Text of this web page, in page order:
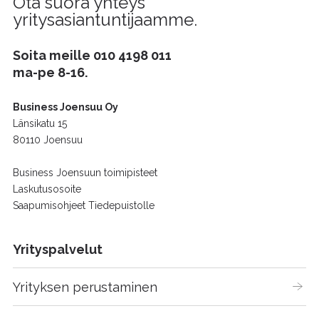
yritysasiantuntijaamme.
Soita meille 010 4198 011
ma-pe 8-16.
Business Joensuu Oy
Länsikatu 15
80110 Joensuu
Business Joensuun toimipisteet
Laskutusosoite
Saapumisohjeet Tiedepuistolle
Yrityspalvelut
Yrityksen perustaminen